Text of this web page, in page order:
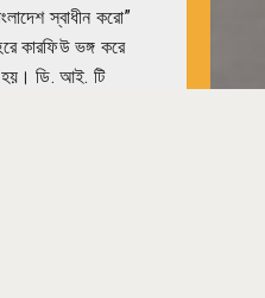
স্বাধীন করো”
কারফিউ ভঙ্গ করে
হয়। ডি. আই. টি